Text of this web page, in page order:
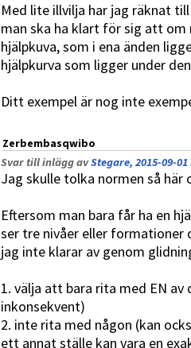
Med lite illvilja har jag räknat
man ska ha klart för sig att om
hjälpkuva, som i ena änden
hjälpkurva som ligger under
Ditt exempel är nog inte
Zerbembasqwibo
Svar till inlägg avStegare, 2015-09-01
Jag skulle tolka normen så här
Eftersom man bara får ha en
ser tre nivåer eller formationer
jag inte klarar av genom
1. välja att bara rita med EN
inkonsekvent)
2. inte rita med någon (kan
ett annat ställe kan vara en